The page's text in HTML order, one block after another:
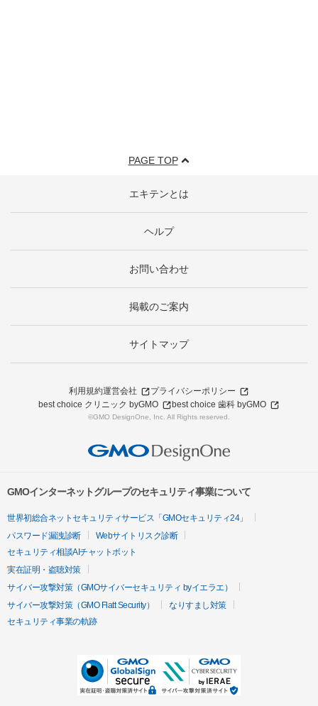
PAGE TOP
エキテンとは
ヘルプ
お問い合わせ
掲載のご案内
サイトマップ
利用規約運営会社
プライバシーポリシー
best choice クリニック byGMO
best choice 歯科 byGMO
©GMO DesignOne, Inc. All Rights reserved.
GMOインターネットグループのセキュリティ事業について
世界初総合ネットセキュリティサービス「GMOセキュリティ24」
パスワード漏洩診断
Webサイトリスク診断
セキュリティ相談AIチャットボット
実在証明・盗聴対策
サイバー攻撃対策（GMOサイバーセキュリティ byイエラエ）
サイバー攻撃対策（GMO Flatt Security）
なりすまし対策
セキュリティ事業の軌跡